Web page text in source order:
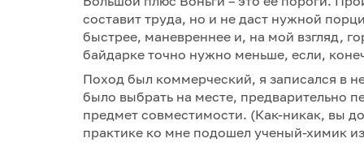
составит труда, но и не даст нужной
быстрее, маневреннее и, на мой взгляд,
байдарке точно нужно меньше, если,
Поход был коммерческий, я записался в
было выбрать на месте, предварительно
предмет совместимости. (Как-никак, вы
практике ко мне подошел ученый-химик